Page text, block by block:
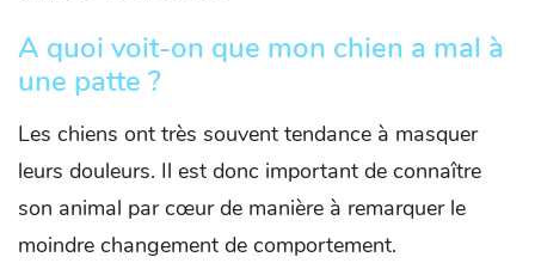
A quoi voit-on que mon chien a mal à
une patte ?
Les chiens ont très souvent tendance à masquer
leurs douleurs. Il est donc important de connaître
son animal par cœur de manière à remarquer le
moindre changement de comportement.